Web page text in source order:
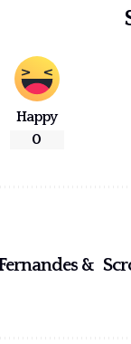
Happy
0
&